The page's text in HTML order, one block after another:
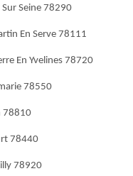
Seine 78290
En Serve 78111
En Yvelines 78720
78550
78810
78440
78920